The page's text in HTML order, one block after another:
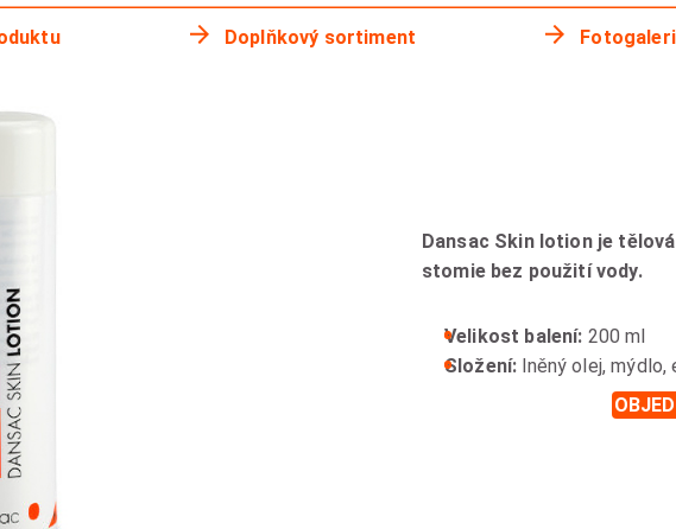
Doplňkový sortiment
Dansac Skin lotion je
stomie bez použití vody.
Velikost balení: 200 ml
Složení: lněný olej,